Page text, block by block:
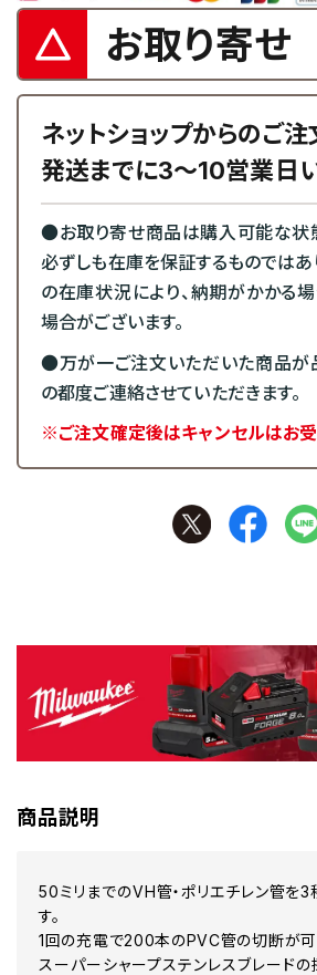
お取り寄せ
ネットショップからのご注
発送までに3～10営業日い
●お取り寄せ商品は購入可能な状
必ずしも在庫を保証するものではあ
の在庫状況により、納期がかかる
場合がございます。
●万が一ご注文いただいた商品が
の都度ご連絡させていただきます。
※ご注文確定後はキャンセルはお受
商品説明
50ミリまでのVH管・ポリエチレン管を
す。
1回の充電で200本のPVC管の切断が可
スーパーシャープステンレスブレードの